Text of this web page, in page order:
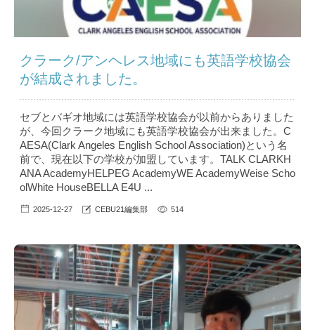
クラーク/アンヘレス地域にも英語学校協会
が結成されました。
セブとバギオ地域には英語学校協会が以前からありました
が、今回クラーク地域にも英語学校協会が出来ました。C
AESA(Clark Angeles English School Association)という名
前で、現在以下の学校が加盟しています。TALK CLARKH
ANA AcademyHELPEG AcademyWE AcademyWeise Scho
olWhite HouseBELLA E4U ...
2025-12-27 CEBU21編集部 514